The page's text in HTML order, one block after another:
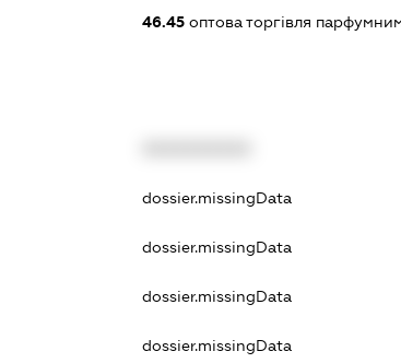
46.45 оптова торгівля
dossier.missingData
dossier.missingData
dossier.missingData
dossier.missingData